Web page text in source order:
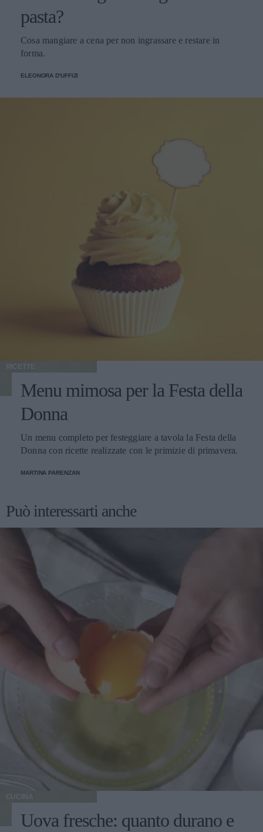
pasta?
Cosa mangiare a cena per non ingrassare e restare in
forma.
ELEONORA D'UFFIZI
RICETTE
Menu mimosa per la Festa della
Donna
Un menu completo per festeggiare a tavola la Festa della
Donna con ricette realizzate con le primizie di primavera.
MARTINA PARENZAN
Può interessarti anche
CUCINA
Uova fresche: quanto durano e